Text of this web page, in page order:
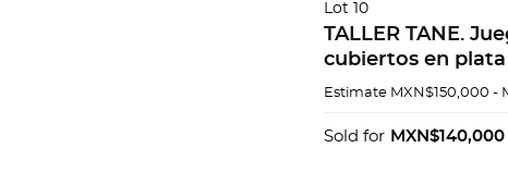
Lot 10
TALLER TANE.
cubiertos en
.925. Peso
Estimate MXN$150,000 -
Sold for MXN$140,000